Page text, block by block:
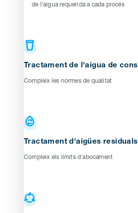
de l'aigua requerida a cada procés
Tractament de l'aigua de
Compleix les normes de qualitat
Tractament d'aigües residuals
Compleix els límits d'abocament